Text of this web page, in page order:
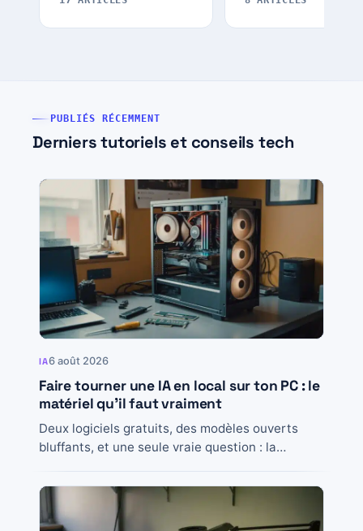
PUBLIÉS RÉCEMMENT
Derniers tutoriels et conseils tech
IA6 août 2026
Faire tourner une IA en local sur ton PC : le
matériel qu’il faut vraiment
Deux logiciels gratuits, des modèles ouverts
bluffants, et une seule vraie question : la
compris.